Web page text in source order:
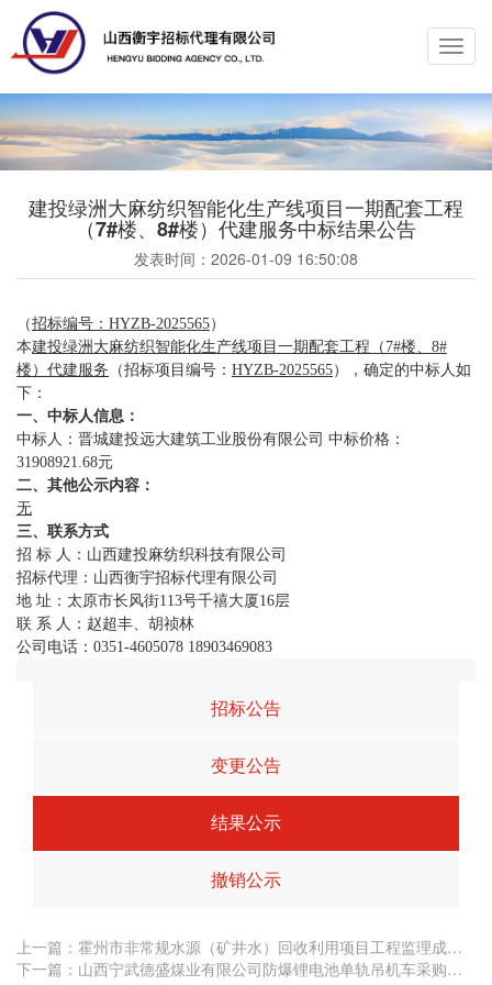
建投绿洲大麻纺织智能化生产线项目一期配套工程
（7#楼、8#楼）代建服务中标结果公告
发表时间： 2026-01-09 16:50:08
（招标编号： HYZB-2025565）
本建投绿洲大麻纺织智能化生产线项目一期配套工程（7#楼、8#
楼）代建服务 （招标项目编号： HYZB-2025565），确定的中标人如
下：
一、中标人信息：
中标人：晋城建投远大建筑工业股份有限公司 中标价格：
31908921.68元
二、其他公示内容：
无
三、联系方式
招 标 人：山西建投麻纺织科技有限公司
招标代理：山西衡宇招标代理有限公司
地 址：太原市长风街113号千禧大厦16层
联 系 人：赵超丰、胡祯林
公司电话：0351-4605078 18903469083
招标公告
变更公告
结果公示
撤销公示
上一篇： 霍州市非常规水源（矿井水）回收利用项目工程监理成交结果公告
下一篇：山西宁武德盛煤业有限公司防爆锂电池单轨吊机车采购项目中标结果公示